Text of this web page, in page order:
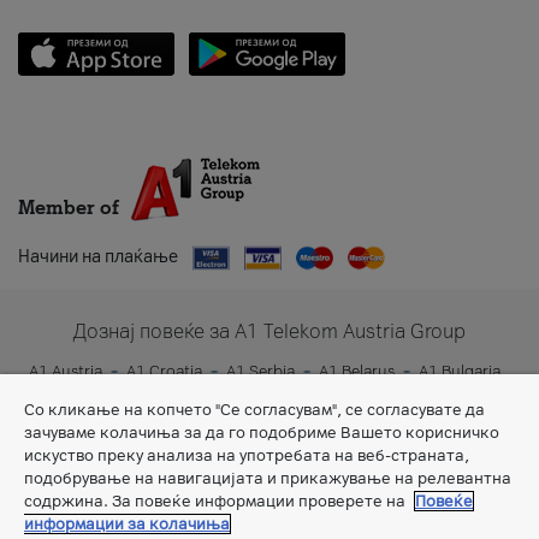
Member of
Начини на плаќање
Дознај повеќе за A1 Telekom Austria Group
A1 Austria A1 Croatia A1 Serbia A1 Belarus
A1 Bulgaria
A1 Slovenia
A1 Digital
Со кликање на копчето "Се согласувам", се согласувате да
зачуваме колачиња за да го подобриме Вашето корисничко
искуство преку анализа на употребата на веб-страната,
подобрување на навигацијата и прикажување на релевантна
содржина. За повеќе информации проверете на
Повеќе
информации за колачиња